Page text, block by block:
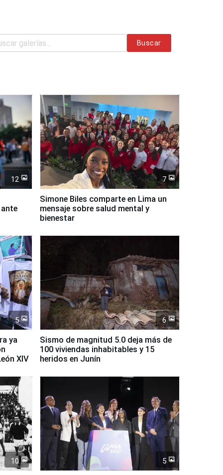
Buscar
12 7
Simone Biles comparte en Lima un
mensaje sobre salud mental y
bienestar
5
ya
XIV
6
Sismo de magnitud 5.0 deja más de
100 viviendas inhabitables y 15
heridos en Junín
10 5